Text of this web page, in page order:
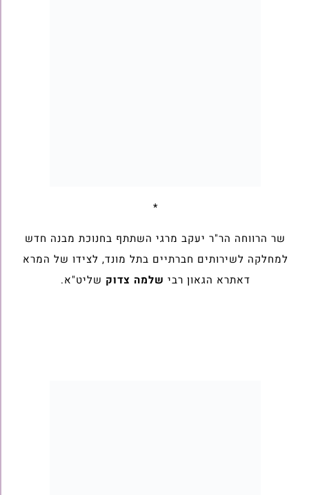
*
שר הרווחה הר"ר יעקב מרגי השתתף בחנוכת מבנה חדש
למחלקה לשירותים חברתיים בתל מונד, לצידו של המרא
דאתרא הגאון רבי שלמה צדוק שליט"א.